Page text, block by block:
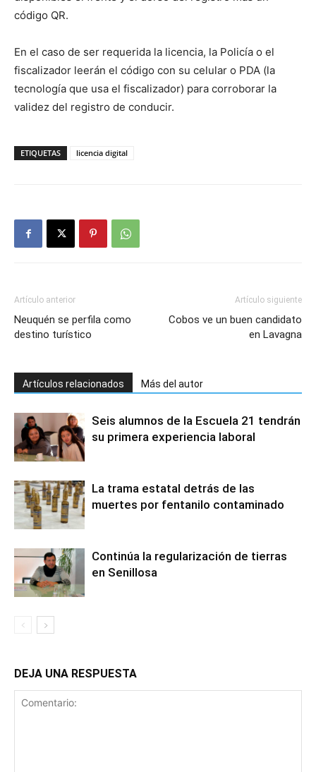
código QR.
En el caso de ser requerida la licencia, la Policía o el
fiscalizador leerán el código con su celular o PDA (la
tecnología que usa el fiscalizador) para corroborar la
validez del registro de conducir.
ETIQUETAS licencia digital
Artículo anterior
Neuquén se perfila como
destino turístico
Artículo siguiente
Cobos ve un buen candidato
en Lavagna
Artículos relacionados Más del autor
Seis alumnos de la Escuela 21 tendrán
su primera experiencia laboral
La trama estatal detrás de las
muertes por fentanilo contaminado
Continúa la regularización de tierras
en Senillosa
DEJA UNA RESPUESTA